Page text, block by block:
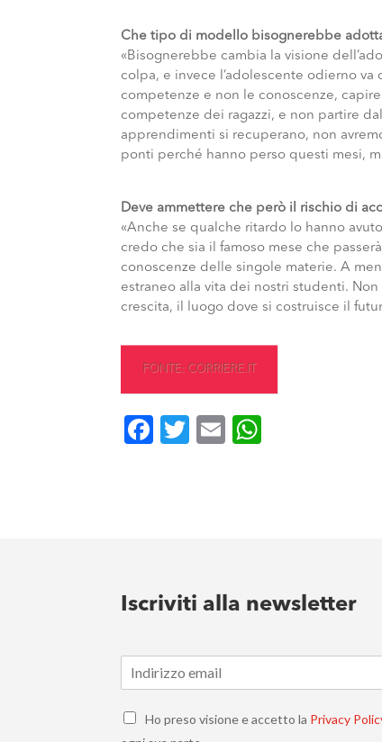
Che tipo di modello bisognerebbe
«Bisognerebbe cambia la visione
colpa, e invece l’adolescente odierno
competenze e non le conoscenze,
competenze dei ragazzi, e non partire
apprendimenti si recuperano, non
ponti perché hanno perso questi mesi,
Deve ammettere che però il rischio di
«Anche se qualche ritardo lo hanno
credo che sia il famoso mese che
conoscenze delle singole materie. A
estraneo alla vita dei nostri studenti.
crescita, il luogo dove si costruisce il
FONTE: CORRIERE.IT
Facebook
Twitter
Email
Iscriviti alla newsletter
m
iC
Ho preso visione e accetto la Privacy